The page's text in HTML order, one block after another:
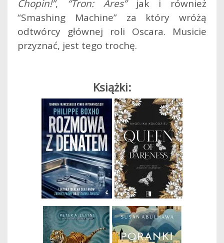
Chopin!”, “Tron: Ares”jak i również
“Smashing Machine” za który wróżą
odtwórcy głównej roli Oscara. Musicie
przyznać, jest tego trochę.
Książki: